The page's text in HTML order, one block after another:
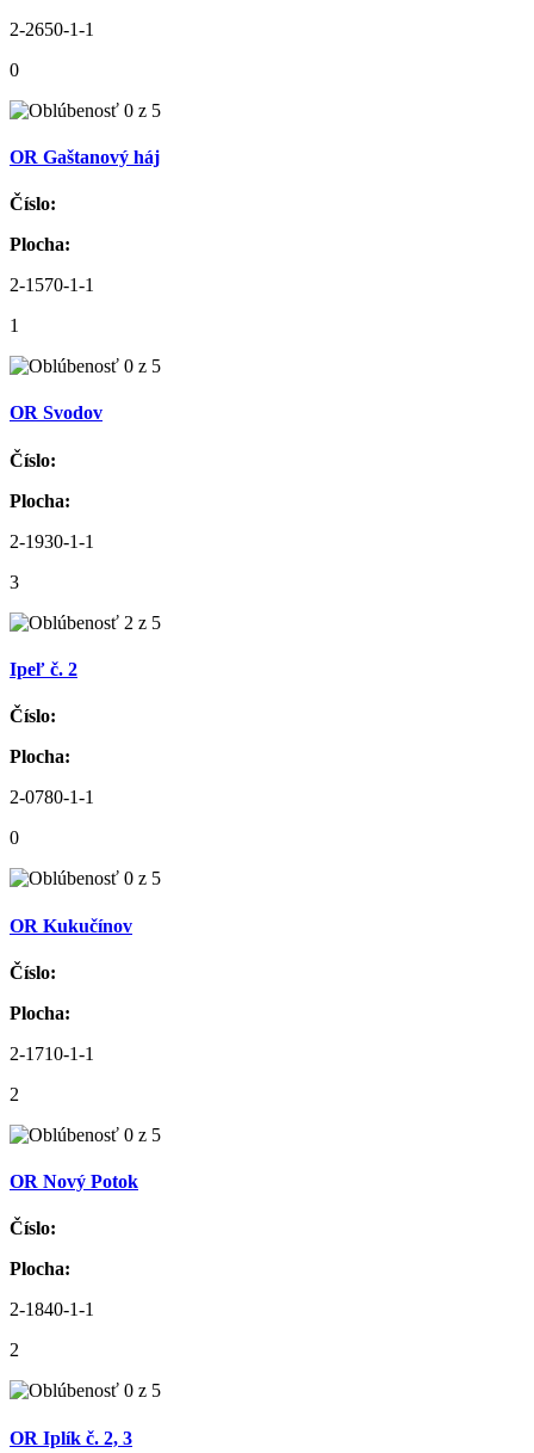
2-2650-1-1
0
OR Gaštanový háj
Číslo:
Plocha:
2-1570-1-1
1
OR Svodov
Číslo:
Plocha:
2-1930-1-1
3
Ipeľ č. 2
Číslo:
Plocha:
2-0780-1-1
0
OR Kukučínov
Číslo:
Plocha:
2-1710-1-1
2
OR Nový Potok
Číslo:
Plocha:
2-1840-1-1
2
OR Iplík č. 2, 3